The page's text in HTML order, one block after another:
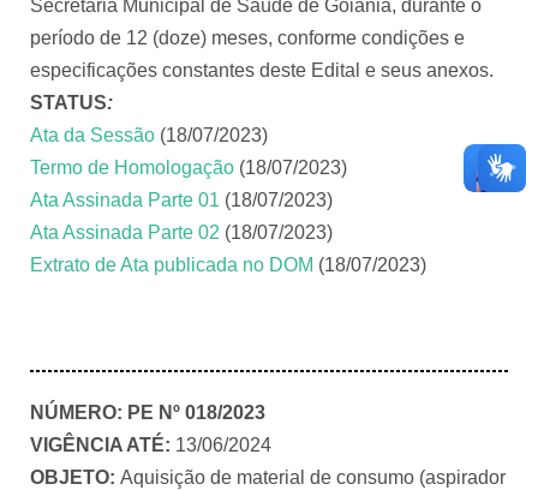
Secretaria Municipal de Saúde de Goiânia, durante o
período de 12 (doze) meses, conforme condições e
especificações constantes deste Edital e seus anexos.
STATUS:
Ata da Sessão (18/07/2023)
Termo de Homologação (18/07/2023)
Ata Assinada Parte 01 (18/07/2023)
Ata Assinada Parte 02 (18/07/2023)
Extrato de Ata publicada no DOM (18/07/2023)
NÚMERO: PE Nº 018/2023
VIGÊNCIA ATÉ: 13/06/2024
OBJETO: Aquisição de material de consumo (aspirador